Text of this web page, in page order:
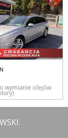
wymianie olejów